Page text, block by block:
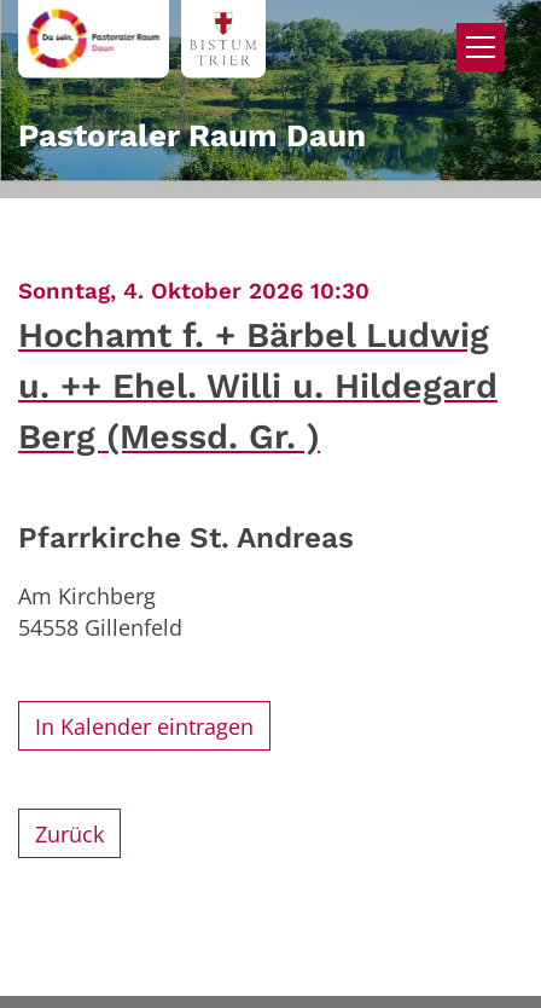
Zum Inhalt springen
Pastoraler Raum Daun
Sonntag, 4. Oktober 2026 10:30
Hochamt f. + Bärbel Ludwig
u. ++ Ehel. Willi u. Hildegard
Berg (Messd. Gr. )
Pfarrkirche St. Andreas
Am Kirchberg
54558 Gillenfeld
In Kalender eintragen
Zurück